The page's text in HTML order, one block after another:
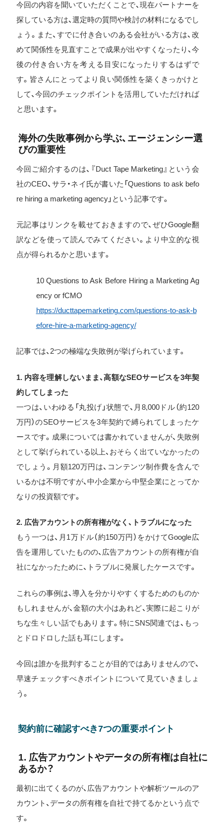
今回の内容を聞いていただくことで、現在パートナーを
探している方は、選定時の質問や検討の材料になるでし
ょう。また、すでに付き合いのある会社がいる方は、改
めて関係性を見直すことで成果が出やすくなったり、今
後の付き合い方を考える目安になったりするはずで
す。皆さんにとってより良い関係性を築くきっかけと
して、今回のチェックポイントを活用していただければ
と思います。
海外の失敗事例から学ぶ、エージェンシー選
びの重要性
今回ご紹介するのは、『Duct Tape Marketing』という会
社のCEO、サラ・ネイ氏が書いた「Questions to ask befo
re hiring a marketing agency」という記事です。
元記事はリンクを載せておきますので、ぜひGoogle翻
訳などを使って読んでみてください。より中立的な視
点が得られるかと思います。
10 Questions to Ask Before Hiring a Marketing Ag
ency or fCMO
https://ducttapemarketing.com/questions-to-ask-b
efore-hire-a-marketing-agency/
記事では、2つの極端な失敗例が挙げられています。
1. 内容を理解しないまま、高額なSEOサービスを3年契
約してしまった
一つは、いわゆる「丸投げ」状態で、月8,000ドル（約120
万円）のSEOサービスを3年契約で縛られてしまったケ
ースです。成果については書かれていませんが、失敗例
として挙げられている以上、おそらく出ていなかったの
でしょう。月額120万円は、コンテンツ制作費を含んで
いるかは不明ですが、中小企業から中堅企業にとってか
なりの投資額です。
2. 広告アカウントの所有権がなく、トラブルになった
もう一つは、月1万ドル（約150万円）をかけてGoogle広
告を運用していたものの、広告アカウントの所有権が自
社になかったために、トラブルに発展したケースです。
これらの事例は、導入を分かりやすくするためのものか
もしれませんが、金額の大小はあれど、実際に起こりが
ちな生々しい話でもあります。特にSNS関連では、もっ
とドロドロした話も耳にします。
今回は誰かを批判することが目的ではありませんので、
早速チェックすべきポイントについて見ていきましょ
う。
契約前に確認すべき7つの重要ポイント
1. 広告アカウントやデータの所有権は自社に
あるか？
最初に出てくるのが、広告アカウントや解析ツールのア
カウント、データの所有権を自社で持てるかという点で
す。